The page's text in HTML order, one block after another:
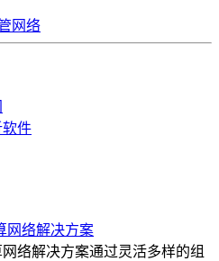
网络
软件
网络解决方案
络解决方案通过灵活多样的组